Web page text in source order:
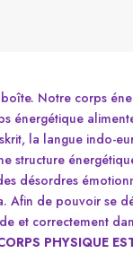
Notre corps
énergétique
la langue indo-
structure
désordres
Afin de pouvoir se
et correctement
PHYSIQUE